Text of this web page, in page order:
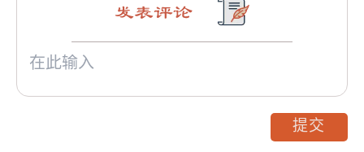
发表评论
提交